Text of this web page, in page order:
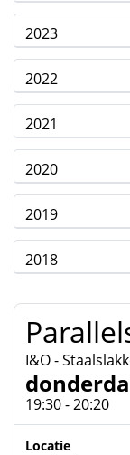
2023
2022
2021
2020
2019
2018
I&O -
19:30 - 20:20
Locatie